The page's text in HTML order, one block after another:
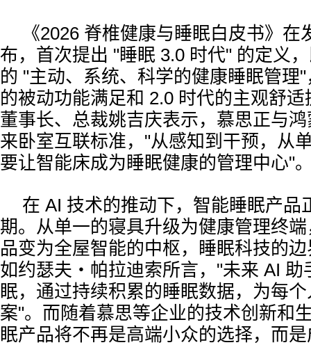
《2026 脊椎健康与睡眠白皮书》在
布，首次提出 "睡眠 3.0 时代" 的定义
的 "主动、系统、科学的健康睡眠管理
的被动功能满足和 2.0 时代的主观舒
董事长、总裁姚吉庆表示，慕思正与
来卧室互联标准，"从感知到干预，从
要让智能床成为睡眠健康的管理中心"
在 AI 技术的推动下，智能睡眠产品
期。从单一的寝具升级为健康管理终
品变为全屋智能的中枢，睡眠科技的
如约瑟夫・帕拉迪索所言，"未来 AI 助
眠，通过持续积累的睡眠数据，为每
案"。而随着慕思等企业的技术创新和
眠产品将不再是高端小众的选择，而